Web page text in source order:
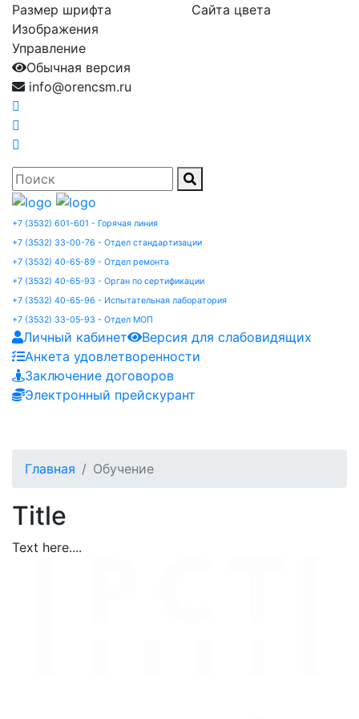
Размер шрифта
Сайта цвета
Изображения
Управление
Обычная версия
info@orencsm.ru
+7 (3532) 601-601 - Горячая линия
+7 (3532) 33-00-76 - Отдел стандартизации
+7 (3532) 40-65-89 - Отдел ремонта
+7 (3532) 40-65-93 - Орган по сертификации
+7 (3532) 40-65-96 - Испытательная лаборатория
+7 (3532) 33-05-93 - Отдел МОП
Личный кабинет
Версия для слабовидящих
Анкета удовлетворенности
Заключение договоров
Электронный прейскурант
Главная Обучение
Title
Text here....